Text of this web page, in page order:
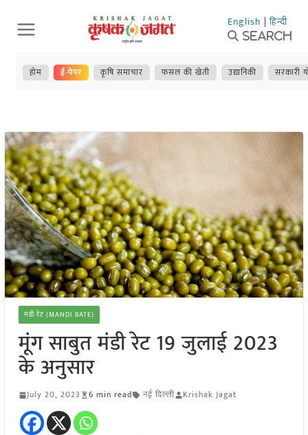
Skip
to
content
English | हिन्दी
Search
होम ई-पेपर कृषि समाचार फसल की खेती उद्यानिकी सरकारी
मंडी रेट (MANDI RATE)
मूंग साबुत मंडी रेट 19 जुलाई 2023
के अनुसार
July 20, 2023 6 min read नई दिल्ली Krishak Jagat